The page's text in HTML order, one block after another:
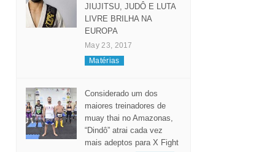
JIUJITSU, JUDÔ E LUTA
LIVRE BRILHA NA
EUROPA
May 23, 2017
Matérias
Considerado um dos
maiores treinadores de
muay thai no Amazonas,
“Dindô” atrai cada vez
mais adeptos para X Fight